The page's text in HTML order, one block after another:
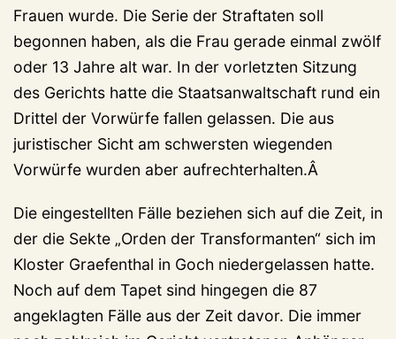
Frauen wurde. Die Serie der Straftaten soll
begonnen haben, als die Frau gerade einmal zwölf
oder 13 Jahre alt war. In der vorletzten Sitzung
des Gerichts hatte die Staatsanwaltschaft rund ein
Drittel der Vorwürfe fallen gelassen. Die aus
juristischer Sicht am schwersten wiegenden
Vorwürfe wurden aber aufrechterhalten.Â
Die eingestellten Fälle beziehen sich auf die Zeit, in
der die Sekte „Orden der Transformanten“ sich im
Kloster Graefenthal in Goch niedergelassen hatte.
Noch auf dem Tapet sind hingegen die 87
angeklagten Fälle aus der Zeit davor. Die immer